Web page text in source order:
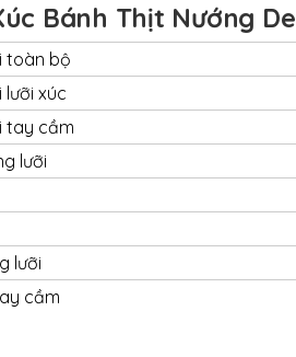
Bánh Thịt Nướng
toàn bộ
lưỡi xúc
tay cầm
lưỡi
lưỡi
cầm